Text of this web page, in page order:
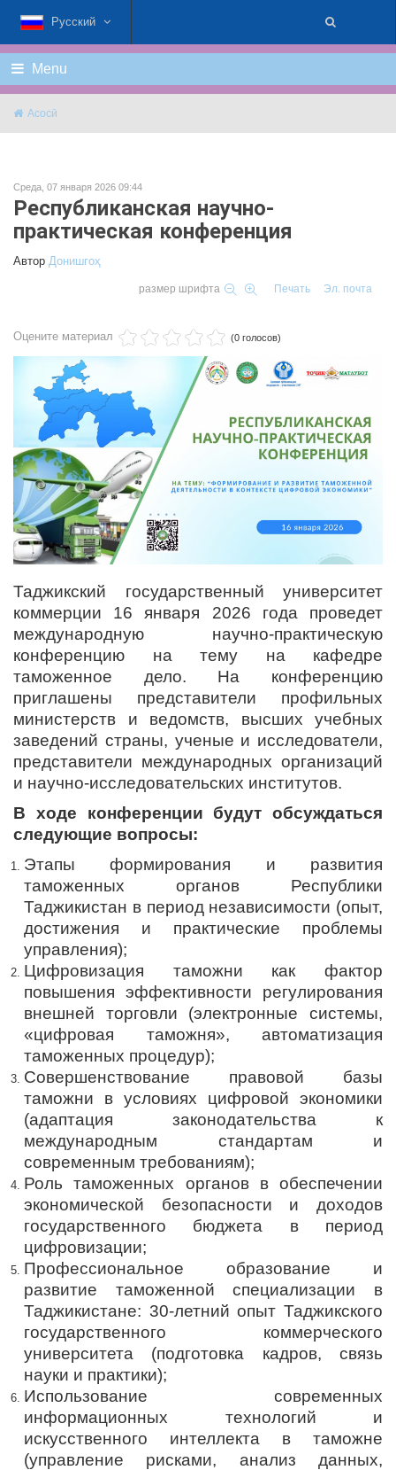
Русский
Menu
Асосӣ
Среда, 07 января 2026 09:44
Республиканская научно-
практическая конференция
Автор Донишгоҳ
размер шрифта Печать Эл. почта
Оцените материал (0 голосов)
Таджикский государственный университет
коммерции 16 января 2026 года проведет
международную научно-практическую
конференцию на тему на кафедре
таможенное дело. На конференцию
приглашены представители профильных
министерств и ведомств, высших учебных
заведений страны, ученые и исследователи,
представители международных организаций
и научно-исследовательских институтов.
В ходе конференции будут обсуждаться
следующие вопросы:
Этапы формирования и развития
таможенных органов Республики
Таджикистан в период независимости (опыт,
достижения и практические проблемы
управления);
Цифровизация таможни как фактор
повышения эффективности регулирования
внешней торговли (электронные системы,
«цифровая таможня», автоматизация
таможенных процедур);
Совершенствование правовой базы
таможни в условиях цифровой экономики
(адаптация законодательства к
международным стандартам и
современным требованиям);
Роль таможенных органов в обеспечении
экономической безопасности и доходов
государственного бюджета в период
цифровизации;
Профессиональное образование и
развитие таможенной специализации в
Таджикистане: 30-летний опыт Таджикского
государственного коммерческого
университета (подготовка кадров, связь
науки и практики);
Использование современных
информационных технологий и
искусственного интеллекта в таможне
(управление рисками, анализ данных,